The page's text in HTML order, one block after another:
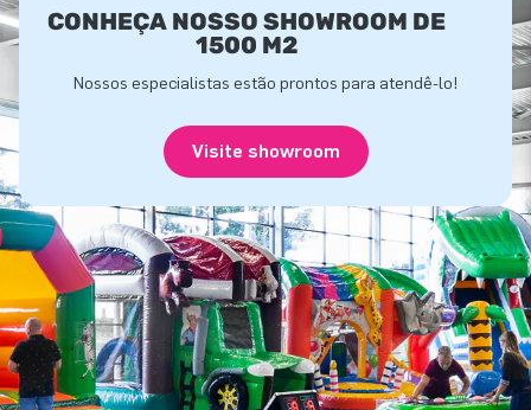
CONHEÇA NOSSO SHOWROOM DE
1500 M2
Nossos especialistas estão prontos para atendê-lo!
Visite showroom